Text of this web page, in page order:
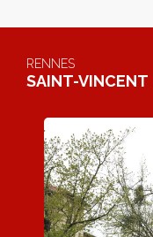
RENNES
SAINT-VINCENT